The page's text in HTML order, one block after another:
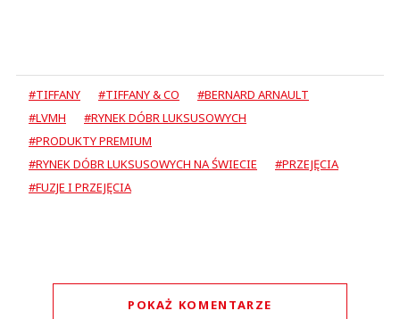
#TIFFANY #TIFFANY & CO
#BERNARD ARNAULT
#LVMH
#RYNEK DÓBR LUKSUSOWYCH
#PRODUKTY PREMIUM
#RYNEK DÓBR LUKSUSOWYCH NA ŚWIECIE
#PRZEJĘCIA
#FUZJE I PRZEJĘCIA
POKAŻ KOMENTARZE